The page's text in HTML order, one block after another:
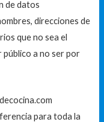
de datos
direcciones de
que no sea el
público a no ser por
para toda la